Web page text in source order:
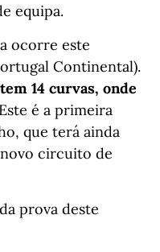
equipa.
ocorre este
Continental).
14 curvas, onde
Este é a primeira
que terá ainda
circuito de
prova deste